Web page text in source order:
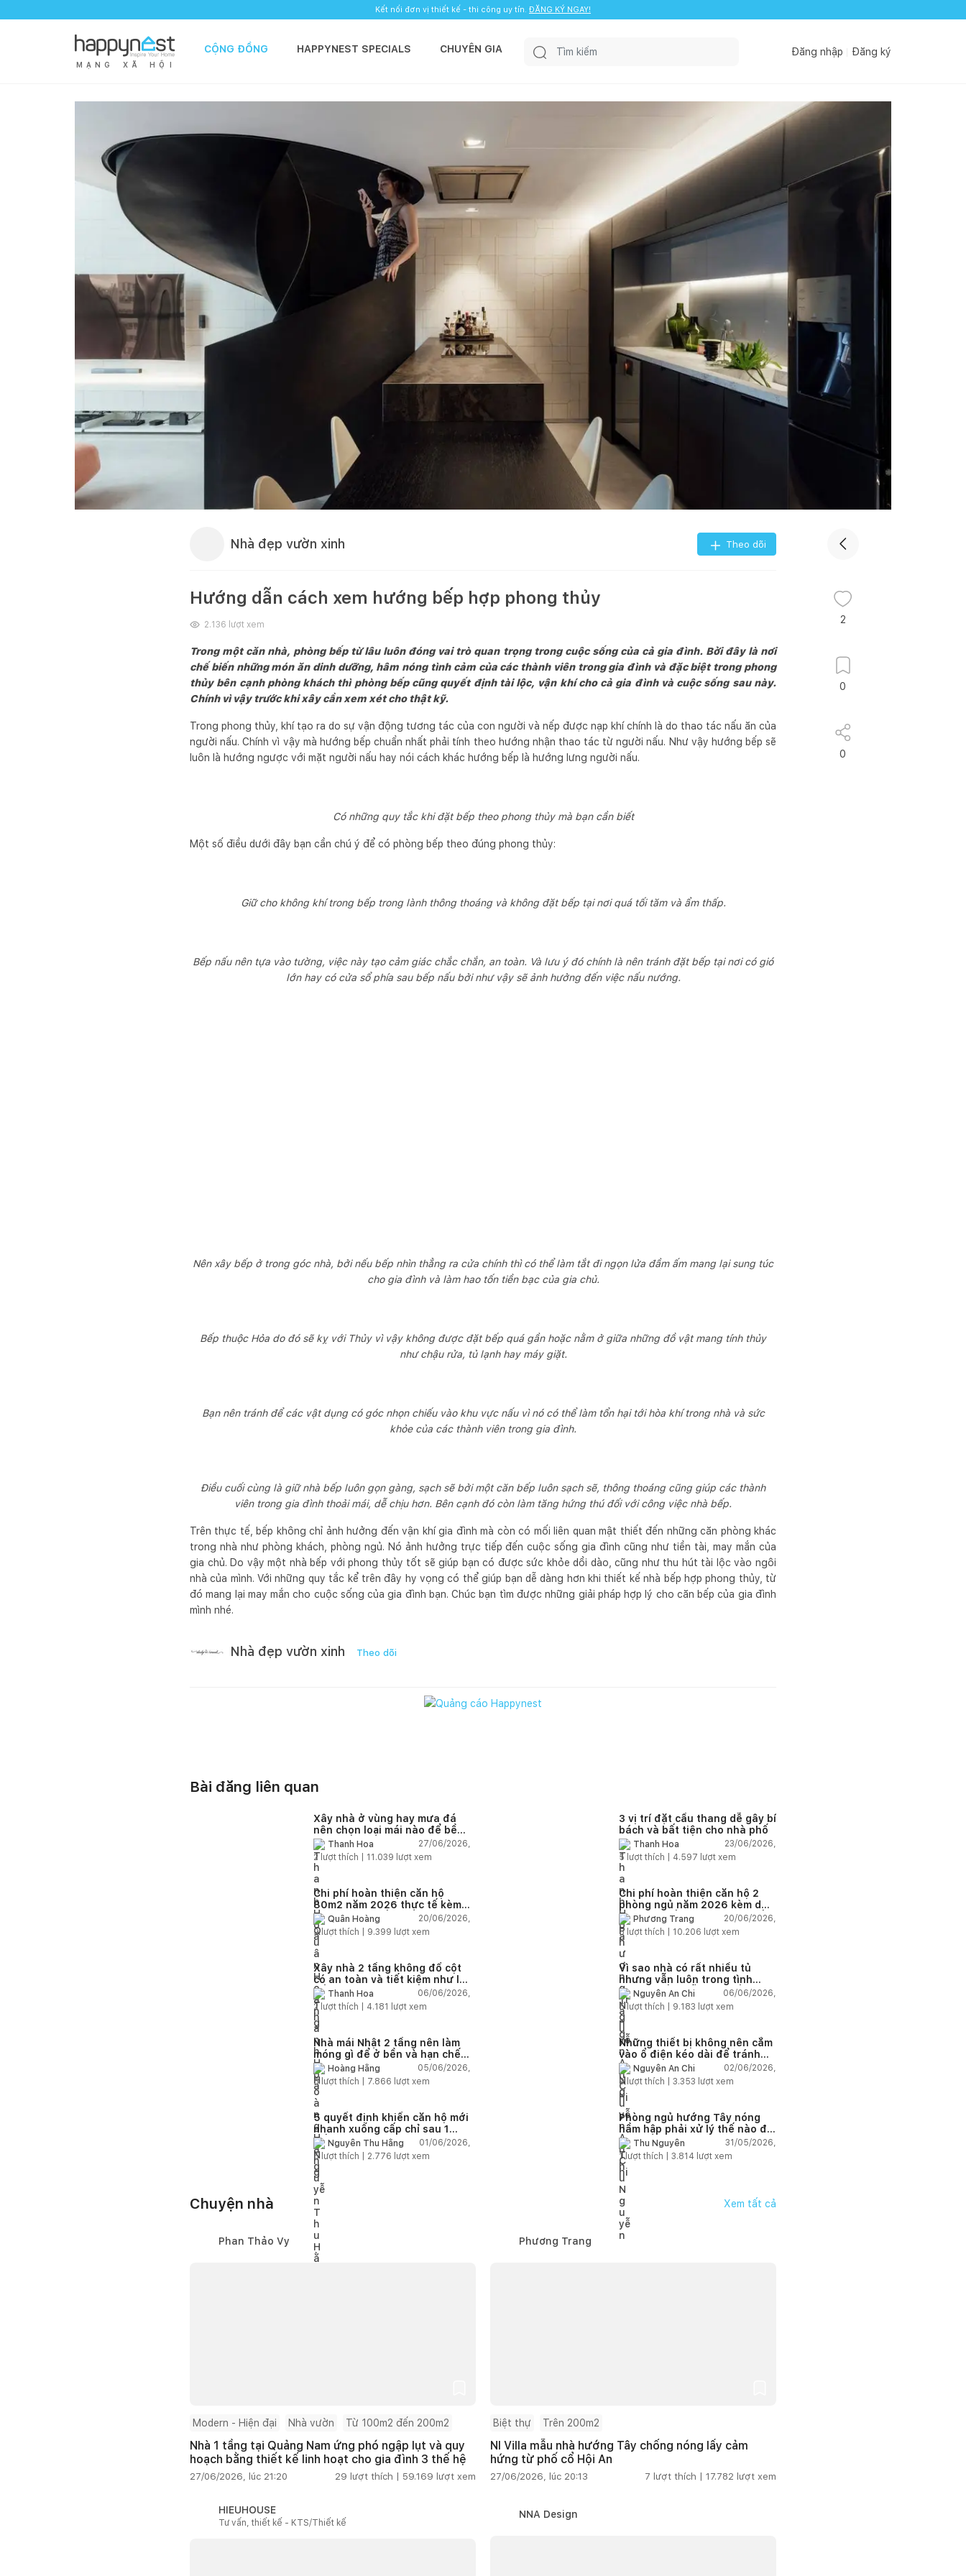
Kết nối đơn vị thiết kế - thi công uy tín. ĐĂNG KÝ NGAY!
M Ạ N G X Ã H Ộ I
CỘNG ĐỒNG HAPPYNEST SPECIALS CHUYÊN GIA Đăng nhập Đăng ký
Nhà đẹp vườn xinh Theo dõi
Hướng dẫn cách xem hướng bếp hợp phong thủy
2.136 lượt xem
Trong một căn nhà, phòng bếp từ lâu luôn đóng vai trò quan trọng trong cuộc sống của cả gia đình. Bởi đây là nơi
chế biến những món ăn dinh dưỡng, hâm nóng tình cảm của các thành viên trong gia đình và đặc biệt trong phong
thủy bên cạnh phòng khách thì phòng bếp cũng quyết định tài lộc, vận khí cho cả gia đình và cuộc sống sau này.
Chính vì vậy trước khi xây cần xem xét cho thật kỹ.
Trong phong thủy, khí tạo ra do sự vận động tương tác của con người và nếp được nạp khí chính là do thao tác nấu ăn của
người nấu. Chính vì vậy mà hướng bếp chuẩn nhất phải tính theo hướng nhận thao tác từ người nấu. Như vậy hướng bếp sẽ
luôn là hướng ngược với mặt người nấu hay nói cách khác hướng bếp là hướng lưng người nấu.
Có những quy tắc khi đặt bếp theo phong thủy mà bạn cần biết
Một số điều dưới đây bạn cần chú ý để có phòng bếp theo đúng phong thủy:
Giữ cho không khí trong bếp trong lành thông thoáng và không đặt bếp tại nơi quá tối tăm và ẩm thấp.
Bếp nấu nên tựa vào tường, việc này tạo cảm giác chắc chắn, an toàn. Và lưu ý đó chính là nên tránh đặt bếp tại nơi có gió
lớn hay có cửa sổ phía sau bếp nấu bởi như vậy sẽ ảnh hưởng đến việc nấu nướng.
Nên xây bếp ở trong góc nhà, bởi nếu bếp nhìn thẳng ra cửa chính thì có thể làm tắt đi ngọn lửa đầm ấm mang lại sung túc
cho gia đình và làm hao tốn tiền bạc của gia chủ.
Bếp thuộc Hỏa do đó sẽ kỵ với Thủy vì vậy không được đặt bếp quá gần hoặc nằm ở giữa những đồ vật mang tính thủy
như chậu rửa, tủ lạnh hay máy giặt.
Bạn nên tránh để các vật dụng có góc nhọn chiếu vào khu vực nấu vì nó có thể làm tổn hại tới hòa khí trong nhà và sức
khỏe của các thành viên trong gia đình.
Điều cuối cùng là giữ nhà bếp luôn gọn gàng, sạch sẽ bởi một căn bếp luôn sạch sẽ, thông thoáng cũng giúp các thành
viên trong gia đình thoải mái, dễ chịu hơn. Bên cạnh đó còn làm tăng hứng thú đối với công việc nhà bếp.
Trên thực tế, bếp không chỉ ảnh hưởng đến vận khí gia đình mà còn có mối liên quan mật thiết đến những căn phòng khác
trong nhà như phòng khách, phòng ngủ. Nó ảnh hưởng trực tiếp đến cuộc sống gia đình cũng như tiền tài, may mắn của
gia chủ. Do vậy một nhà bếp với phong thủy tốt sẽ giúp bạn có được sức khỏe dồi dào, cũng như thu hút tài lộc vào ngôi
nhà của mình. Với những quy tắc kể trên đây hy vọng có thể giúp bạn dễ dàng hơn khi thiết kế nhà bếp hợp phong thủy, từ
đó mang lại may mắn cho cuộc sống của gia đình bạn. Chúc bạn tìm được những giải pháp hợp lý cho căn bếp của gia đình
mình nhé.
Nhà đẹp vườn xinh Theo dõi
Bài đăng liên quan
Xây nhà ở vùng hay mưa đá
nên chọn loại mái nào để bền
và an toàn?
Thanh Hoa
27/06/2026,
2 lượt thích | 11.039 lượt xem
3 vị trí đặt cầu thang dễ gây bí
bách và bất tiện cho nhà phố
Thanh Hoa
23/06/2026,
5 lượt thích | 4.597 lượt xem
Chi phí hoàn thiện căn hộ
80m2 năm 2026 thực tế kèm
dự toán chi tiết từng hạng
mục
Quân Hoàng
20/06/2026,
9lượt thích | 9.399 lượt xem
Chi phí hoàn thiện căn hộ 2
phòng ngủ năm 2026 kèm dự
toán chi tiết và ví dụ thực tế
Phương Trang
20/06/2026,
5 lượt thích | 10.206 lượt xem
Xây nhà 2 tầng không đổ cột
có an toàn và tiết kiệm như lời
đồn?Thanh Hoa
06/06/2026,
2 lượt thích | 4.181 lượt xem
Vì sao nhà có rất nhiều tủ
nhưng vẫn luôn trong tình
trạng thiếu chỗ chứa đồ?
Nguyễn An Chi
06/06/2026,
5lượt thích | 9.183 lượt xem
Nhà mái Nhật 2 tầng nên làm
móng gì để ở bền và hạn chế
nứt lún?
Hoàng Hằng
05/06/2026,
5lượt thích | 7.866 lượt xem
Những thiết bị không nên cắm
vào ổ điện kéo dài để tránh
quá tải và chập cháy trong
nhà
Nguyễn An Chi
02/06/2026,
9lượt thích | 3.353 lượt xem
5 quyết định khiến căn hộ mới
nhanh xuống cấp chỉ sau 1
đến 2 năm
Nguyễn Thu Hằng
01/06/2026,
5lượt thích | 2.776 lượt xem
Phòng ngủ hướng Tây nóng
hầm hập phải xử lý thế nào để
nhà mát hơn?
Thu Nguyễn
31/05/2026,
1lượt thích | 3.814 lượt xem
Chuyện nhà Xem tất cả
Phan Thảo Vy
Modern - Hiện đại Nhà vườn Từ 100m2 đến 200m2
Nhà 1 tầng tại Quảng Nam ứng phó ngập lụt và quy
hoạch bằng thiết kế linh hoạt cho gia đình 3 thế hệ
27/06/2026, lúc 21:20 29 lượt thích | 59.169 lượt xem
Phương Trang
Biệt thự Trên 200m2
NI Villa mẫu nhà hướng Tây chống nóng lấy cảm
hứng từ phố cổ Hội An
27/06/2026, lúc 20:13 7 lượt thích | 17.782 lượt xem
HIEUHOUSE
Tư vấn, thiết kế - KTS/Thiết kế
NNA Design
2
0
0